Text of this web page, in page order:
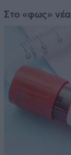
Στο «φως» νέα